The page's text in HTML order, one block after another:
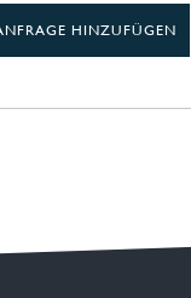
HINZUFÜGEN